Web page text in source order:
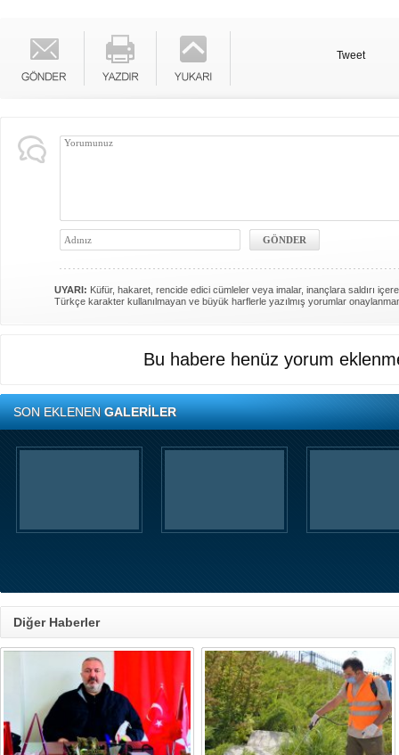
Tweet
UYARI: Küfür, hakaret, rencide edici cümleler veya imalar, inançlara saldırı
Türkçe karakter kullanılmayan ve büyük harflerle yazılmış yorumlar
Bu habere henüz yorum
SON EKLENENGALERİLER
Diğer Haberler